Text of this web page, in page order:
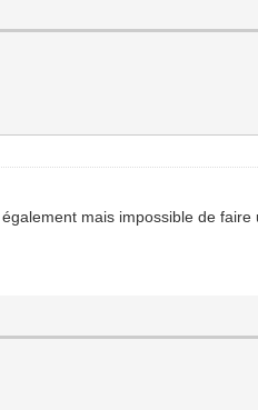
mais impossible de faire